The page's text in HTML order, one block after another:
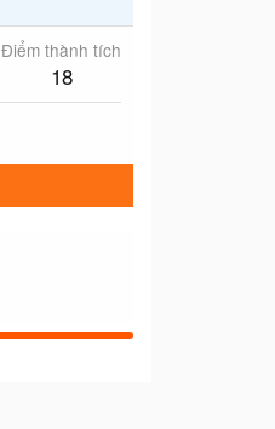
Điểm thành tích
18